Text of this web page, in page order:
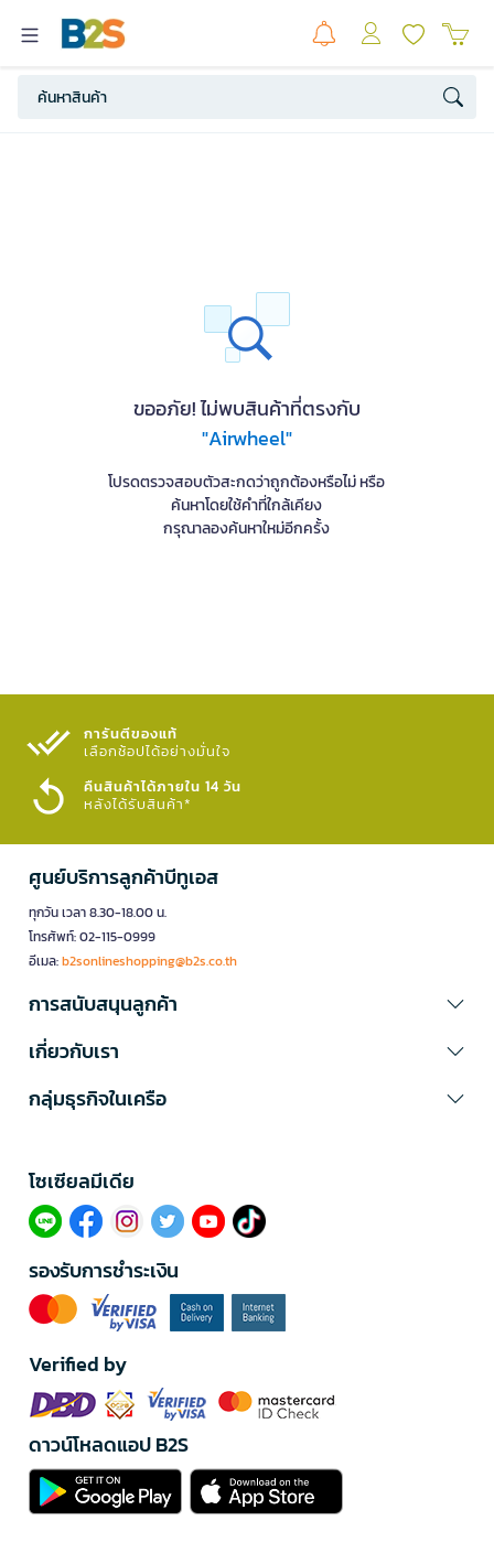
ขออภัย! ไม่พบสินค้าที่ตรงกับ
"Airwheel"
โปรดตรวจสอบตัวสะกดว่าถูกต้องหรือไม่ หรือ
ค้นหาโดยใช้คำที่ใกล้เคียง
กรุณาลองค้นหาใหม่อีกครั้ง
การันตีของแท้
เลือกช้อปได้อย่างมั่นใจ​
คืนสินค้าได้ภายใน 14 วัน
หลังได้รับสินค้า*
ศูนย์บริการลูกค้าบีทูเอส
ทุกวัน เวลา 8.30-18.00 น.
โทรศัพท์: 02-115-0999
อีเมล:b2sonlineshopping@b2s.co.th
การสนับสนุนลูกค้า
เกี่ยวกับเรา
กลุ่มธุรกิจในเครือ
โซเซียลมีเดีย​
รองรับการชำระเงิน
Verified by
ดาวน์โหลดแอป B2S